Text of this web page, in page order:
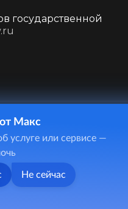
государственной
Первомайская, д. 78
Макс
услуге или сервисе —
Не сейчас